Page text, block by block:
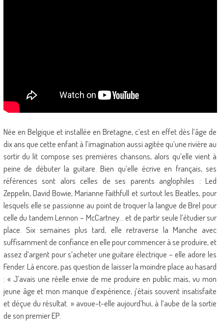
Née en Belgique et installée en Bretagne, c’est en effet dès l’âge de
dix ans que cette enfant à l’imagination aussi agitée qu’une rivière au
sortir du lit compose ses premières chansons, alors qu’elle vient à
peine de débuter la guitare. Bien qu’elle écrive en français, ses
références sont alors celles de ses parents anglophiles : Led
Zeppelin, David Bowie, Marianne Faithfull et surtout les Beatles, pour
lesquels elle se passionne au point de troquer la langue de Brel pour
celle du tandem Lennon – McCartney… et de partir seule l’étudier sur
place. Six semaines plus tard, elle retraverse la Manche avec
suffisamment de confiance en elle pour commencer à se produire, et
assez d’argent pour s’acheter une guitare électrique – elle adore les
Fender. Là encore, pas question de laisser la moindre place au hasard
: « J’avais une réelle envie de me produire en public mais, vu mon
jeune âge et mon manque d’expérience, j’étais souvent insatisfaite
et déçue du résultat. » avoue-t-elle aujourd’hui, à l’aube de la sortie
de son premier EP.